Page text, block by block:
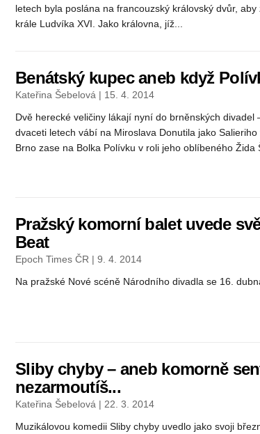
letech byla poslána na francouzský královský dvůr,
krále Ludvíka XVI. Jako královna, jíž...
Benátský kupec aneb když
Kateřina Šebelová | 15. 4. 2014
Dvě herecké veličiny lákají nyní do brněnských
dvaceti letech vábí na Miroslava Donutila jako
Brno zase na Bolka Polívku v roli jeho oblíbeného Žida
Pražský komorní balet uvede
Beat
Epoch Times ČR | 9. 4. 2014
Na pražské Nové scéně Národního divadla se 16.
Sliby chyby – aneb komorně
nezarmoutíš...
Kateřina Šebelová | 22. 3. 2014
Muzikálovou komedii Sliby chyby uvedlo jako svoji